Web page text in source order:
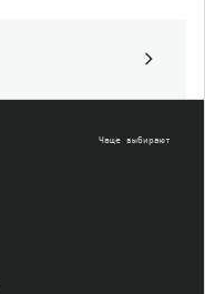
Чаще выбирают